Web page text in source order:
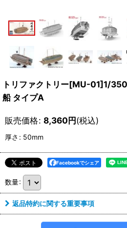
トリファクトリー[MU-01]1/
船 タイプA
販売価格: 8,360円(税込)
厚さ : 50mm
Facebookでシェア
数量:
返品特約に関する重要事項